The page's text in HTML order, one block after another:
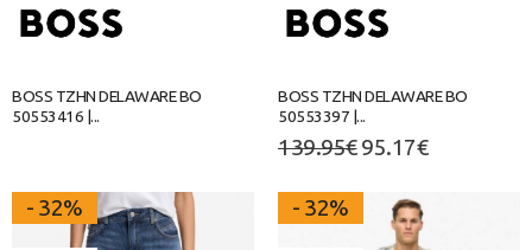
BOSS ΤΖΗΝ DELAWARE BO
50553416 |...
BOSS ΤΖΗΝ DELAWARE BO
50553397 |...
139.95€ 95.17€
- 32% - 32%